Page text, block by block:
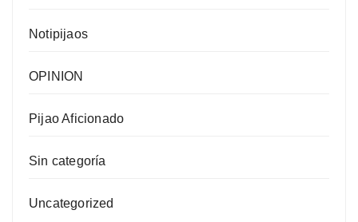
Notipijaos
OPINION
Pijao Aficionado
Sin categoría
Uncategorized